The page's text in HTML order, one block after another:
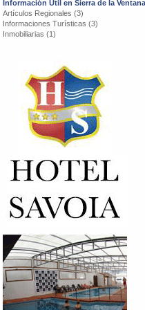
Información Útil en Sierra de la Ventana
Artículos Regionales (3)
Informaciones Turísticas (3)
Inmobiliarias (1)